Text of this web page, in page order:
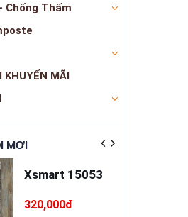
Chống Thấm
KHUYẾN MÃI
MỚI
Xsmart 15053
320,000đ